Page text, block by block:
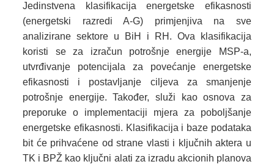
Jedinstvena klasifikacija energetske efikasnosti
(energetski razredi A-G) primjenjiva na sve
analizirane sektore u BiH i RH. Ova klasifikacija
koristi se za izračun potrošnje energije MSP-a,
utvrđivanje potencijala za povećanje energetske
efikasnosti i postavljanje ciljeva za smanjenje
potrošnje energije. Također, služi kao osnova za
preporuke o implementaciji mjera za poboljšanje
energetske efikasnosti. Klasifikacija i baze podataka
bit će prihvaćene od strane vlasti i ključnih aktera u
TK i BPŽ kao ključni alati za izradu akcionih planova